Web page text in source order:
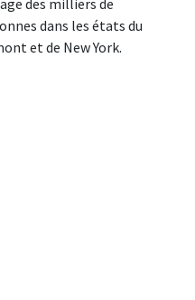
des milliers de
dans les états du
et de New York.